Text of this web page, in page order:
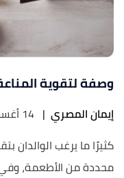
وصفة لتقوية
إيمان المصري | 14 أغسطس 2023
كثيرًا ما يرغب الوالدان
محددة من الأطعمة، وفي